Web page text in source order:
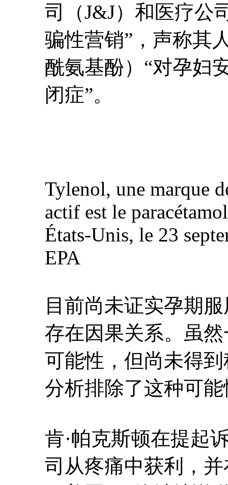
司（J&J）和医疗公
骗性营销”，声称其
酰氨基酚）“对孕妇
闭症”。
Tylenol, une marque
actif est le
États-Unis, le 23
EPA
目前尚未证实孕期
存在因果关系。虽
可能性，但尚未得
分析排除了这种可
肯·帕克斯顿在提起
司从疼痛中获利，